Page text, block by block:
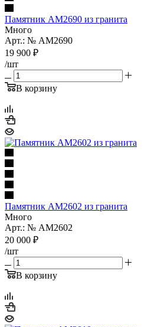
Памятник AM2690 из гранита
Много
Арт.: № AM2690
19 900 ₽
/шт
В корзину
Памятник AM2602 из гранита
Много
Арт.: № AM2602
20 000 ₽
/шт
В корзину